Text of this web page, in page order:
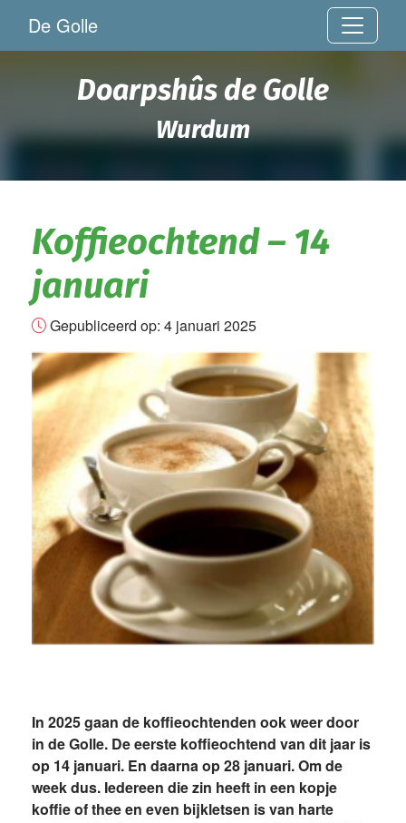
De Golle
Doarpshûs de Golle
Wurdum
Koffieochtend – 14
januari
Gepubliceerd op: 4 januari 2025
In 2025 gaan de koffieochtenden ook weer door
in de Golle. De eerste koffieochtend van dit jaar is
op 14 januari. En daarna op 28 januari. Om de
week dus. Iedereen die zin heeft in een kopje
koffie of thee en even bijkletsen is van harte